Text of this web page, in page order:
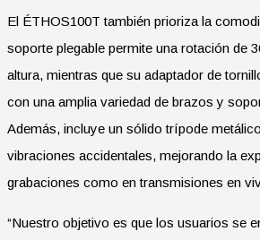
El ÉTHOS100T también prioriza la
soporte plegable permite una rotación de
altura, mientras que su adaptador de
con una amplia variedad de brazos y
Además, incluye un sólido trípode
vibraciones accidentales, mejorando la
grabaciones como en transmisiones en
“Nuestro objetivo es que los usuarios se